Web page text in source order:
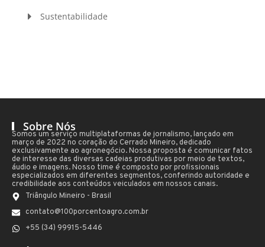
Sustentabilidade
Sobre Nós
Somos um serviço multiplataformas de jornalismo, lançado em
março de 2022 no coração do Cerrado Mineiro, dedicado
exclusivamente ao agronegócio. Nossa proposta é comunicar fatos
de interesse das diversas cadeias produtivas por meio de textos,
áudio e imagens. Nosso time é composto por profissionais
especializados em diferentes segmentos, conferindo autoridade e
credibilidade aos conteúdos veiculados em nossos canais.
Triângulo Mineiro - Brasil
contato@100porcentoagro.com.br
+55 (34) 99915-5446